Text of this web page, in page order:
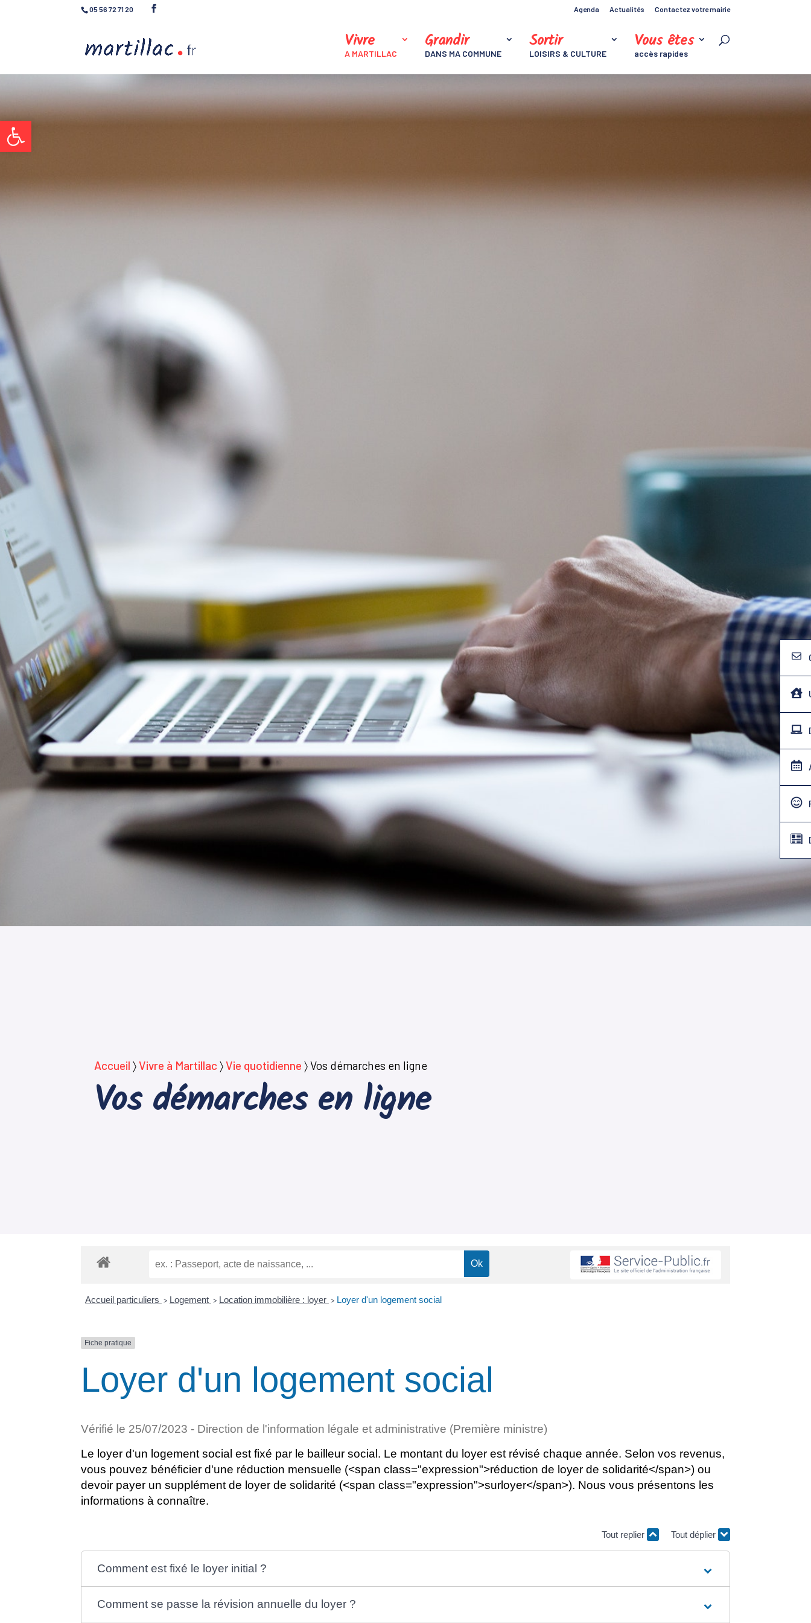
Ouvrir la barre d’outils
05 56 72 71 20 Agenda Actualités Contactez votre mairie
Vivre
A MARTILLAC
Grandir
DANS MA COMMUNE
Sortir
LOISIRS & CULTURE
Vous êtes
accès rapides
Accueil 〉Vivre à Martillac 〉Vie quotidienne 〉Vos démarches en ligne
Vos démarches en ligne
Accueil particuliers > Logement > Location immobilière : loyer > Loyer d'un logement social
Fiche pratique
Loyer d'un logement social
Vérifié le 25/07/2023 - Direction de l'information légale et administrative (Première ministre)
Le loyer d'un logement social est fixé par le bailleur social. Le montant du loyer est révisé chaque année. Selon vos revenus,
vous pouvez bénéficier d'une réduction mensuelle (<span class="expression">réduction de loyer de solidarité</span>) ou
devoir payer un supplément de loyer de solidarité (<span class="expression">surloyer</span>). Nous vous présentons les
informations à connaître.
Tout replier Tout déplier
Comment est fixé le loyer initial ?
Comment se passe la révision annuelle du loyer ?